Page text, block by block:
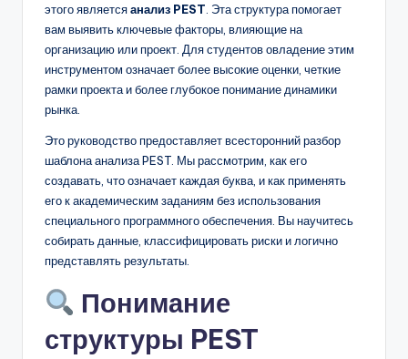
&
D
it
si
этого являетсяанализ PEST . Эта структура помогает
вам выявить ключевые факторы, влияющие на
организацию или проект. Для студентов овладение этим
инструментом означает более высокие оценки, четкие
рамки проекта и более глубокое понимание динамики
рынка.
Это руководство предоставляет всесторонний разбор
шаблона анализа PEST. Мы рассмотрим, как его
создавать, что означает каждая буква, и как применять
его к академическим заданиям без использования
специального программного обеспечения. Вы научитесь
собирать данные, классифицировать риски и логично
представлять результаты.
Понимание
структуры PEST